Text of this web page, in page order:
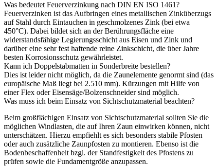
Was bedeutet Feuerverzinkung nach DIN EN ISO 1461?
Feuerverzinken ist das Aufbringen eines metallischen Zinküberzugs
auf Stahl durch Eintauchen in geschmolzenes Zink (bei etwa
450°C). Dabei bildet sich an der Berührungsfläche eine
widerstandsfähige Legierungsschicht aus Eisen und Zink und
darüber eine sehr fest haftende reine Zinkschicht, die über Jahre
besten Korrosionsschutz gewährleistet.
Kann ich Doppelstabmatten in Sonderbreite bestellen?
Dies ist leider nicht möglich, da die Zaunelemente genormt sind (das
europäische Maß liegt bei 2.510 mm). Kürzungen mit Hilfe von
einer Flex oder Eisensäge/Bolzenschneider sind möglich.
Was muss ich beim Einsatz von Sichtschutzmaterial beachten?
Beim großflächigen Einsatz von Sichtschutzmaterial sollten Sie die
möglichen Windlasten, die auf Ihren Zaun einwirken können, nicht
unterschätzen. Hierzu empfiehlt es sich besonders stabile Pfosten
oder auch zusätzliche Zaunpfosten zu montieren. Ebenso ist die
Bodenbeschaffenheit bzgl. der Standfestigkeit des Pfostens zu
prüfen sowie die Fundamentgröße anzupassen.